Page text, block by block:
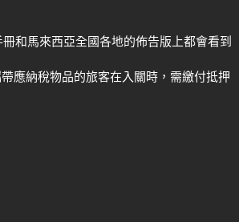
和馬來西亞全國各地的佈告版上都會看到
應納稅物品的旅客在入關時，需繳付抵押